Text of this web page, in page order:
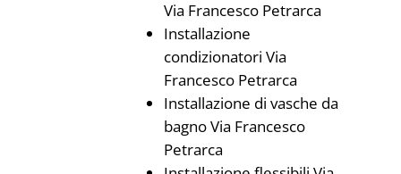
Via Francesco Petrarca
Installazione
condizionatori Via
Francesco Petrarca
Installazione di vasche da
bagno Via Francesco
Petrarca